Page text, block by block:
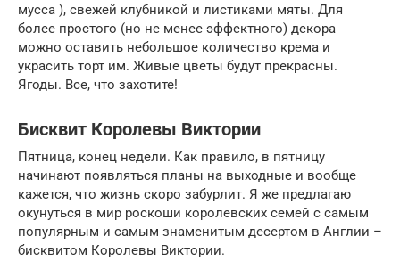
мусса ), свежей клубникой и листиками мяты. Для
более простого (но не менее эффектного) декора
можно оставить небольшое количество крема и
украсить торт им. Живые цветы будут прекрасны.
Ягоды. Все, что захотите!
Бисквит Королевы Виктории
Пятница, конец недели. Как правило, в пятницу
начинают появляться планы на выходные и вообще
кажется, что жизнь скоро забурлит. Я же предлагаю
окунуться в мир роскоши королевских семей с самым
популярным и самым знаменитым десертом в Англии –
бисквитом Королевы Виктории.